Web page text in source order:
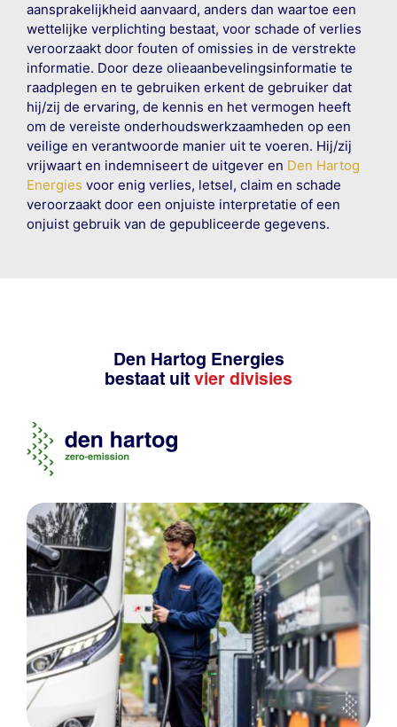
aansprakelijkheid aanvaard, anders dan waartoe een
wettelijke verplichting bestaat, voor schade of verlies
veroorzaakt door fouten of omissies in de verstrekte
informatie. Door deze olieaanbevelingsinformatie te
raadplegen en te gebruiken erkent de gebruiker dat
hij/zij de ervaring, de kennis en het vermogen heeft
om de vereiste onderhoudswerkzaamheden op een
veilige en verantwoorde manier uit te voeren. Hij/zij
vrijwaart en indemniseert de uitgever en Den Hartog
Energies voor enig verlies, letsel, claim en schade
veroorzaakt door een onjuiste interpretatie of een
onjuist gebruik van de gepubliceerde gegevens.
Den Hartog Energies
bestaat uit vier divisies